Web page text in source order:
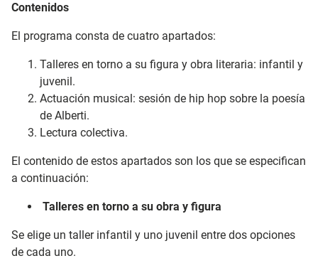
Contenidos
El programa consta de cuatro apartados:
Talleres en torno a su figura y obra literaria: infantil y
juvenil.
Actuación musical: sesión de hip hop sobre la poesía
de Alberti.
Lectura colectiva.
El contenido de estos apartados son los que se especifican
a continuación:
Talleres en torno a su obra y figura
Se elige un taller infantil y uno juvenil entre dos opciones
de cada uno.